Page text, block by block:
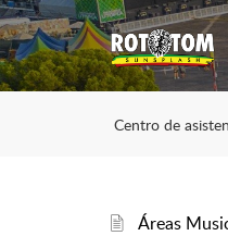
Centro de
Áreas